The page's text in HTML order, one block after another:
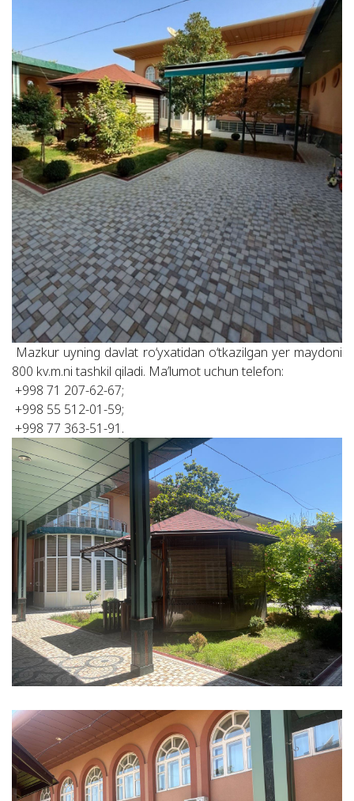
Mazkur uyning davlat ro‘yxatidan o‘tkazilgan yer maydoni
800 kv.m.ni tashkil qiladi. Ma’lumot uchun telefon:
+998 71 207-62-67;
+998 55 512-01-59;
+998 77 363-51-91.